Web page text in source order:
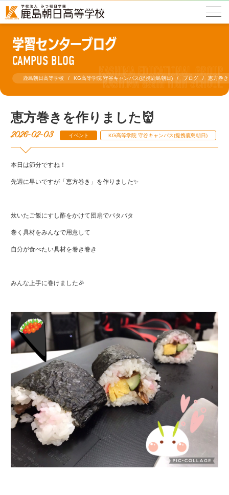
学習センターブログ
CAMPUS BLOG
鹿島朝日高等学校 KG高等学院 守谷キャンパス(提携鹿島朝日) ブログ 恵方巻
恵方巻きを作りました👹
2026-02-03 イベント KG高等学院 守谷キャンパス(提携鹿島朝日)
本日は節分ですね！
先週に早いですが「恵方巻き」を作りました✨
炊いたご飯にすし酢をかけて団扇でパタパタ
巻く具材をみんなで用意して
自分が食べたい具材を巻き巻き
みんな上手に巻けました🎉